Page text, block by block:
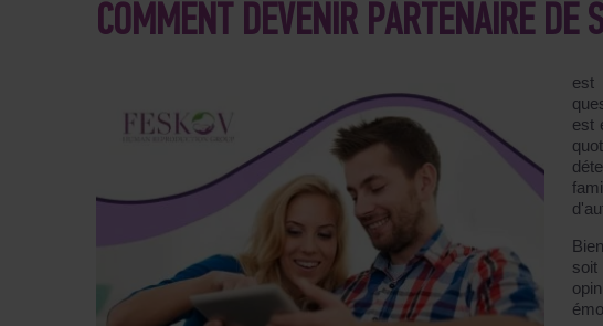
COMMENT DEVENIR PARTENAIRE DE
est
est